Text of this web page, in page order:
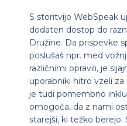
S storitvijo WebSpeak
dodaten dostop do
Družine. Da prispevke
poslušaš npr. med
različnimi opravili, je
uporabniki hitro vzeli
je tudi pomembno
omogoča, da z nami
starejši, ki težko